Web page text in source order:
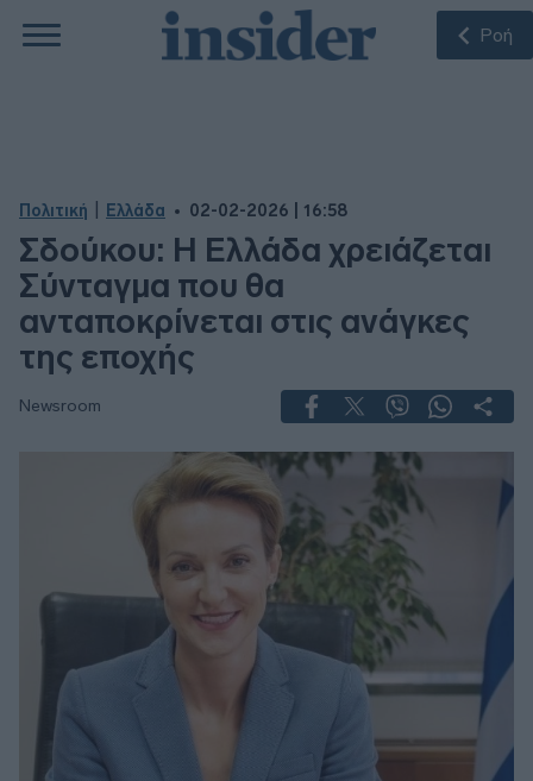
Ροή
Πολιτική Ελλάδα 02-02-2026 | 16:58
Σδούκου: Η Ελλάδα χρειάζεται
Σύνταγμα που θα
ανταποκρίνεται στις ανάγκες
της εποχής
Newsroom